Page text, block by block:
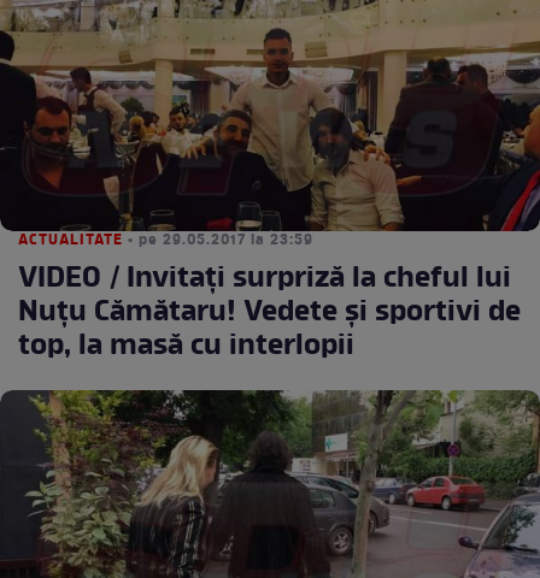
ACTUALITATE • pe 29.05.2017 la 23:59
VIDEO / Invitaţi surpriză la cheful lui
Nuţu Cămătaru! Vedete şi sportivi de
top, la masă cu interlopii